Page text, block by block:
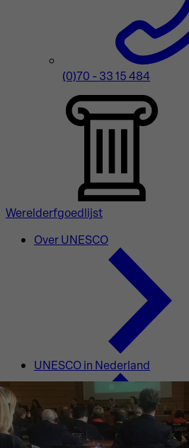
(0)70 - 33 15 484
Werelderfgoedlijst
Over UNESCO
UNESCO in Nederland